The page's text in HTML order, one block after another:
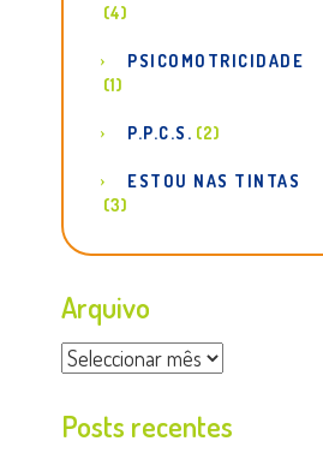
(4)
PSICOMOTRICIDADE
(1)
P.P.C.S. (2)
ESTOU NAS TINTAS
(3)
Arquivo
Arquivo
Posts recentes